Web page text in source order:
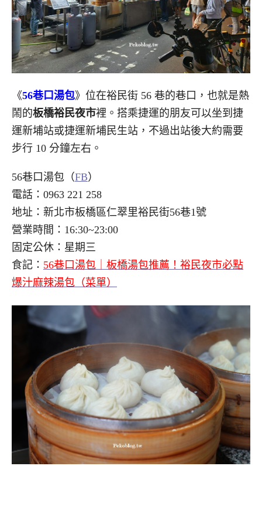
《56巷口湯包》位在裕民街 56 巷的巷口，也就是熱
鬧的板橋裕民夜市裡。搭乘捷運的朋友可以坐到捷
運新埔站或捷運新埔民生站，不過出站後大約需要
步行 10 分鐘左右。
56巷口湯包（FB）
電話：0963 221 258
地址：新北市板橋區仁翠里裕民街56巷1號
營業時間：16:30~23:00
固定公休：星期三
食記： 56巷口湯包｜板橋湯包推薦！裕民夜市必點
爆汁麻辣湯包（菜單）